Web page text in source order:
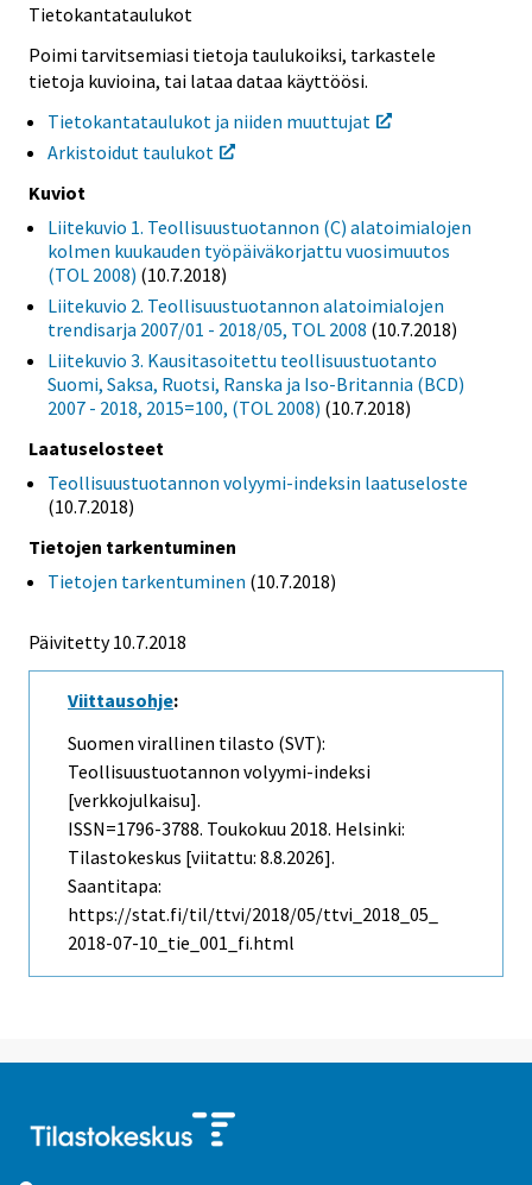
Tietokantataulukot
Poimi tarvitsemiasi tietoja taulukoiksi, tarkastele
tietoja kuvioina, tai lataa dataa käyttöösi.
Tietokantataulukot ja niiden muuttujat
Arkistoidut taulukot
Kuviot
Liitekuvio 1. Teollisuustuotannon (C) alatoimialojen
kolmen kuukauden työpäiväkorjattu vuosimuutos
(TOL 2008) (10.7.2018)
Liitekuvio 2. Teollisuustuotannon alatoimialojen
trendisarja 2007/01 - 2018/05, TOL 2008 (10.7.2018)
Liitekuvio 3. Kausitasoitettu teollisuustuotanto
Suomi, Saksa, Ruotsi, Ranska ja Iso-Britannia (BCD)
2007 - 2018, 2015=100, (TOL 2008) (10.7.2018)
Laatuselosteet
Teollisuustuotannon volyymi-indeksin laatuseloste
(10.7.2018)
Tietojen tarkentuminen
Tietojen tarkentuminen (10.7.2018)
Päivitetty 10.7.2018
Viittausohje:
Suomen virallinen tilasto (SVT):
Teollisuustuotannon volyymi-indeksi
[verkkojulkaisu].
ISSN=1796-3788. Toukokuu 2018. Helsinki:
Tilastokeskus [viitattu: 8.8.2026].
Saantitapa:
https://stat.fi/til/ttvi/2018/05/ttvi_2018_05_
2018-07-10_tie_001_fi.html